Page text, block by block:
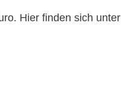
Hier finden sich